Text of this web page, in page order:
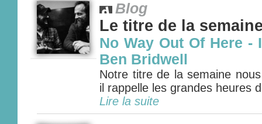
Blog
Le titre de la
No Way Out Of Here -
Ben Bridwell
Notre titre de la semaine
il rappelle les grandes heures
Lire la suite